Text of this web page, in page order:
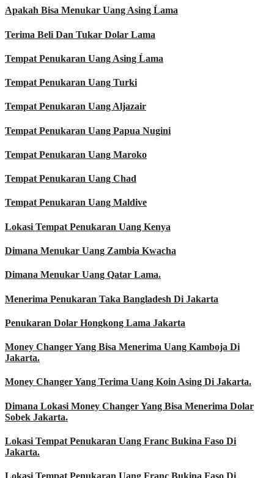
Apakah Bisa Menukar Uang Asing Ĺama
Terima Beli Dan Tukar Dolar Lama
Tempat Penukaran Uang Asing Ĺama
Tempat Penukaran Uang Turki
Tempat Penukaran Uang Aljazair
Tempat Penukaran Uang Papua Nugini
Tempat Penukaran Uang Maroko
Tempat Penukaran Uang Chad
Tempat Penukaran Uang Maldive
Lokasi Tempat Penukaran Uang Kenya
Dimana Menukar Uang Zambia Kwacha
Dimana Menukar Uang Qatar Lama.
Menerima Penukaran Taka Bangladesh Di Jakarta
Penukaran Dolar Hongkong Lama Jakarta
Money Changer Yang Bisa Menerima Uang Kamboja Di
Jakarta.
Money Changer Yang Terima Uang Koin Asing Di Jakarta.
Dimana Lokasi Money Changer Yang Bisa Menerima Dolar
Sobek Jakarta.
Lokasi Tempat Penukaran Uang Franc Bukina Faso Di
Jakarta.